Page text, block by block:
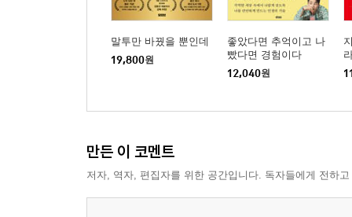
말투만 바꿨을 뿐인데
19,800원
좋았다면 추억이고 나
빴다면 경험이다
12,040원
만든 이 코멘트
저자, 역자, 편집자를 위한 공간입니다. 독자들에게 전하